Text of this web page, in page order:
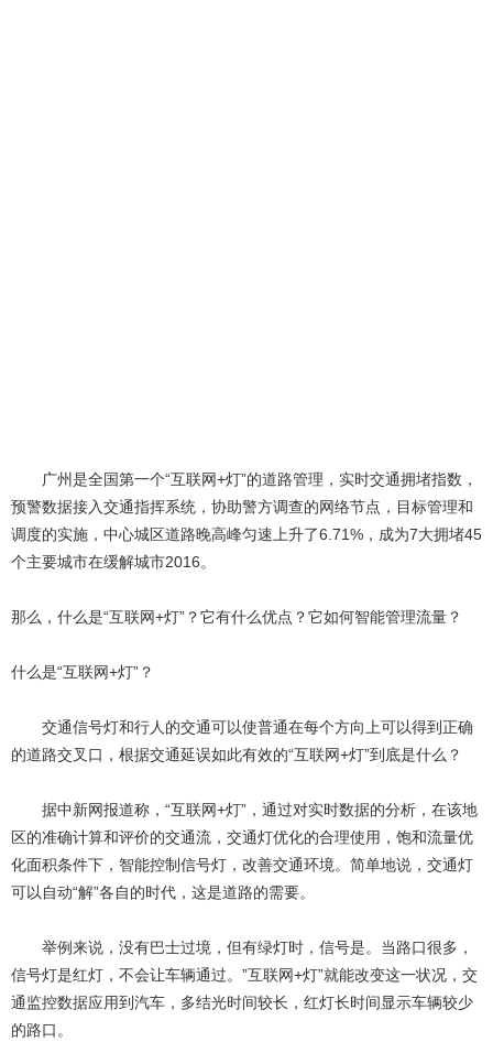
广州是全国第一个“互联网+灯”的道路管理，实时交通拥堵指数，
预警数据接入交通指挥系统，协助警方调查的网络节点，目标管理和
调度的实施，中心城区道路晚高峰匀速上升了6.71%，成为7大拥堵45
个主要城市在缓解城市2016。
那么，什么是“互联网+灯”？它有什么优点？它如何智能管理流量？
什么是“互联网+灯”？
交通信号灯和行人的交通可以使普通在每个方向上可以得到正确
的道路交叉口，根据交通延误如此有效的“互联网+灯”到底是什么？
据中新网报道称，“互联网+灯”，通过对实时数据的分析，在该地
区的准确计算和评价的交通流，交通灯优化的合理使用，饱和流量优
化面积条件下，智能控制信号灯，改善交通环境。简单地说，交通灯
可以自动“解”各自的时代，这是道路的需要。
举例来说，没有巴士过境，但有绿灯时，信号是。当路口很多，
信号灯是红灯，不会让车辆通过。”互联网+灯”就能改变这一状况，交
通监控数据应用到汽车，多结光时间较长，红灯长时间显示车辆较少
的路口。